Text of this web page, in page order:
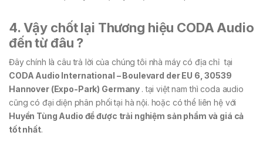
4. Vậy chốt lại Thương hiệu CODA Audio
đến từ đâu ?
Đây chính là câu trả lời của chúng tôi nhà máy có địa chỉ tại
CODA Audio International – Boulevard der EU 6, 30539
Hannover (Expo-Park) Germany . tại việt nam thì coda audio
cũng có đại diện phân phối tại hà nội. hoặc có thể liên hệ với
Huyền Tùng Audio để được trải nghiệm sản phẩm và giá cả
tốt nhất.